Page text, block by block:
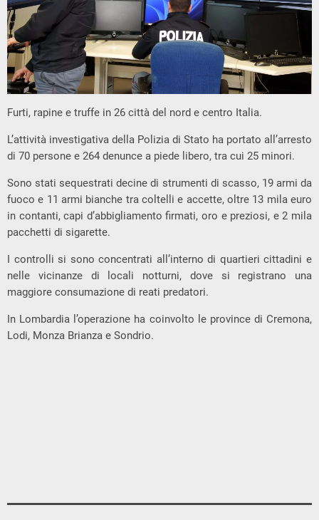
Furti, rapine e truffe in 26 città del nord e centro Italia.
L’attività investigativa della Polizia di Stato ha portato all’arresto
di 70 persone e 264 denunce a piede libero, tra cui 25 minori.
Sono stati sequestrati decine di strumenti di scasso, 19 armi da
fuoco e 11 armi bianche tra coltelli e accette, oltre 13 mila euro
in contanti, capi d’abbigliamento firmati, oro e preziosi, e 2 mila
pacchetti di sigarette.
I controlli si sono concentrati all’interno di quartieri cittadini e
nelle vicinanze di locali notturni, dove si registrano una
maggiore consumazione di reati predatori.
In Lombardia l’operazione ha coinvolto le province di Cremona,
Lodi, Monza Brianza e Sondrio.